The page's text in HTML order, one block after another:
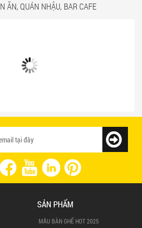
ĂN, QUÁN NHẬU, BAR CAFE
SẢN PHẨM
MẪU BÀN GHẾ HOT 2025